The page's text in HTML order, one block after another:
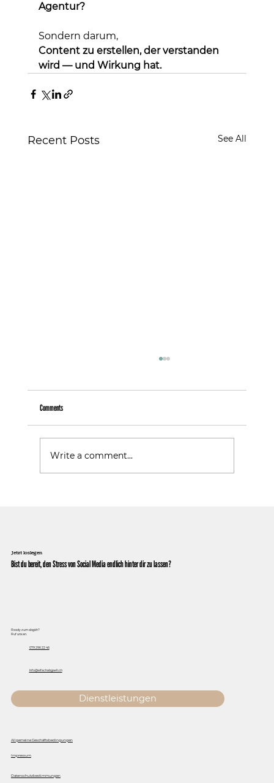
Agentur?
Sondern darum,
Content zu erstellen, der verstanden
wird — und Wirkung hat.
Recent Posts See All
Warum Follower nicht gleich Kunden sind
Comments
Write a comment...
Jetzt loslegen
Bist du bereit, den Stress von Social Media endlich hinter dir zu lassen?
Allgemeine Geschäftsbedingungen
Impressum
Datenschutzbestimmungen
Ready zum abgäh?
Ruf uns an.
079 296 22 46
Info@eifachabgaeh.ch
Dienstleistungen